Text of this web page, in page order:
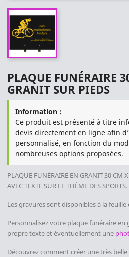
PLAQUE FUNÉRAIRE
GRANIT SUR PIEDS
Information :
Ce produit est présenté à titre
devis directement en ligne afin
personnalisé, en fonction du
nombreuses options proposées.
PLAQUE FUNÉRAIRE EN GRANIT 30 CM
AVEC TEXTE SUR LE THÈME DES SPORTS.
Les gravures sont disponibles à la
Personnalisez votre plaque funéraire en
propre texte et éventuellement une
Découvrez comment créer une très